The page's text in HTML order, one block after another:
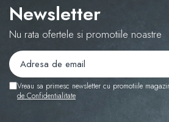
Newsletter
Nu rata ofertele si promotiile noastre
Vreau sa primesc newsletter cu promotiile
de Confidentialitate